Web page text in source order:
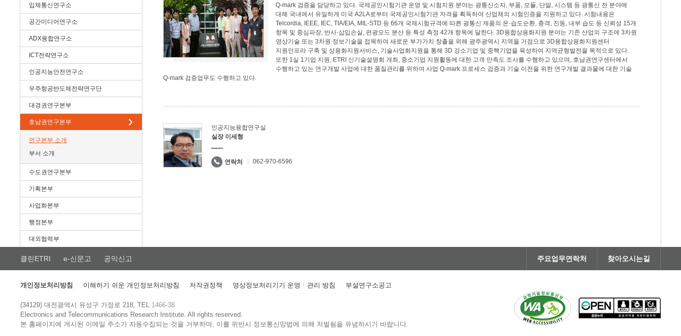
입체통신연구소
공간미디어연구소
ADX융합연구소
ICT전략연구소
인공지능안전연구소
우주항공반도체전략연구단
대경권연구본부
호남권연구본부
연구본부 소개
부서 소개
수도권연구본부
기획본부
사업화본부
행정본부
대외협력부
Q-mark 검증을 담당하고 있다. 국제공인시험기관 운영 및 시험지원 분야는 광통신소자, 부품, 모듈, 단말, 시스템 등 광통신 전 분야에
대해 국내에서 유일하게 미국 A2LA로부터 국제공인시험기관 자격을 획득하여 산업체의 시험인증을 지원하고 있다. 시험내용은
Telcordia, IEEE, IEC, TIA/EIA, MIL-STD 등 66개 국제시험규격에 따른 광통신 제품의 온·습도순환, 충격, 진동, 내부 습도 등 신뢰성 15개
항목 및 중심파장, 반사·삽입손실, 편광모드 분산 등 특성 측정 42개 항목에 달한다. 3D융합상용화지원 분야는 기존 산업의 구조에 3차원
영상기술 또는 3차원 정보기술을 접목하여 새로운 부가가치 창출을 위해 광주광역시 지역을 거점으로 3D융합상용화지원센터
지원인프라 구축 및 상용화지원서비스, 기술사업화지원을 통해 3D 강소기업 및 중핵기업을 육성하여 지역균형발전을 목적으로 있다.
또한 1실 1기업 지원, ETRI 신기술설명회 개최, 중소기업 지원활동에 대한 고객 만족도 조사를 수행하고 있으며, 호남권연구센터에서
수행하고 있는 연구개발 사업에 대한 품질관리를 위하여 사업 Q-mark 프로세스 검증과 기술 이전을 위한 연구개발 결과물에 대한 기술
Q-mark 검증업무도 수행하고 있다.
인공지능융합연구실
실장 이세형
연락처 062-970-6596
클린ETRI e-신문고 공익신고 주요업무연락처 찾아오시는길
개인정보처리방침 이해하기 쉬운 개인정보처리방침 저작권정책 영상정보처리기기 운영ㆍ관리 방침 부설연구소공고
(34129) 대전광역시 유성구 가정로 218, TEL 1466-38
Electronics and Telecommunications Research Institute.All rights reserved.
본 홈페이지에 게시된 이메일 주소가 자동수집되는 것을 거부하며, 이를 위반시 정보통신망법에 의해 처벌됨을 유념하시기 바랍니다.